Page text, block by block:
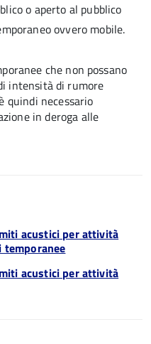
o aperto al pubblico
ovvero mobile.
che non possano
intensità di rumore
necessario
in deroga alle
acustici per attività
temporanee
acustici per attività